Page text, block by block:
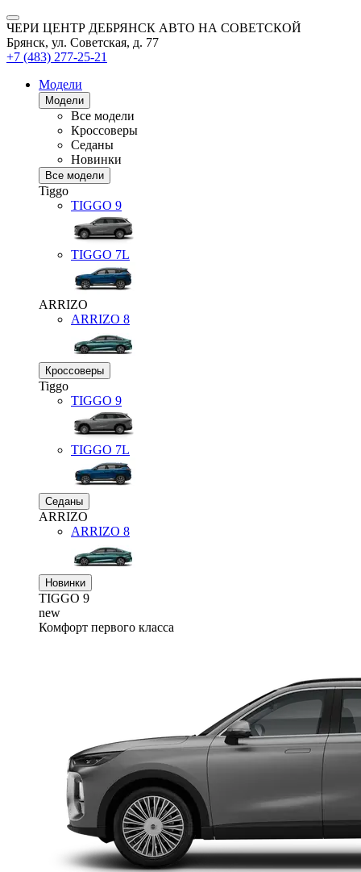
ЧЕРИ ЦЕНТР ДЕБРЯНСК АВТО НА СОВЕТСКОЙ
Брянск, ул. Советская, д. 77
+7 (483) 277-25-21
Модели
Модели
Все модели
Кроссоверы
Седаны
Новинки
Все модели
Tiggo
TIGGO 9
TIGGO 7L
ARRIZO
ARRIZO 8
Кроссоверы
Tiggo
TIGGO 9
TIGGO 7L
Седаны
ARRIZO
ARRIZO 8
Новинки
TIGGO 9
new
Комфорт первого класса